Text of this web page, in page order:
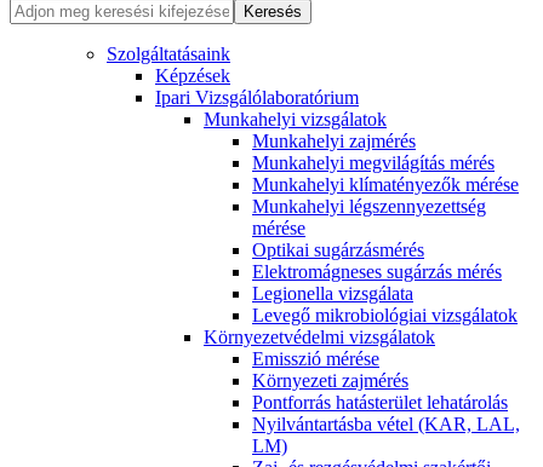
Keresés
Szolgáltatásaink
Képzések
Ipari Vizsgálólaboratórium
Munkahelyi vizsgálatok
Munkahelyi zajmérés
Munkahelyi megvilágítás mérés
Munkahelyi klímatényezők mérése
Munkahelyi légszennyezettség
mérése
Optikai sugárzásmérés
Elektromágneses sugárzás mérés
Legionella vizsgálata
Levegő mikrobiológiai vizsgálatok
Környezetvédelmi vizsgálatok
Emisszió mérése
Környezeti zajmérés
Pontforrás hatásterület lehatárolás
Nyilvántartásba vétel (KAR, LAL,
LM)